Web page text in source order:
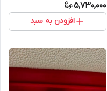
5,730,000
افزودن به سبد